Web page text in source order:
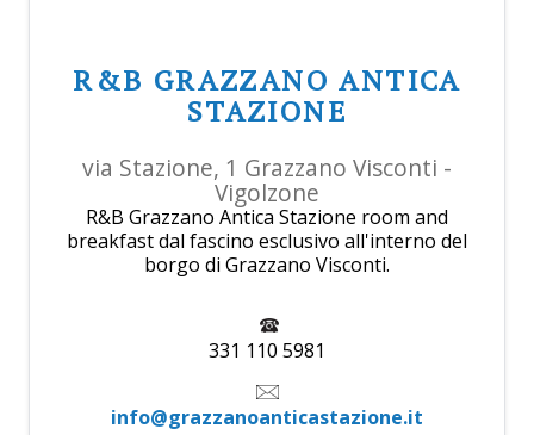
R&B GRAZZANO ANTICA
STAZIONE
via Stazione, 1 Grazzano Visconti -
Vigolzone
R&B Grazzano Antica Stazione room and
breakfast dal fascino esclusivo all'interno del
borgo di Grazzano Visconti.
331 110 5981
info@grazzanoanticastazione.it